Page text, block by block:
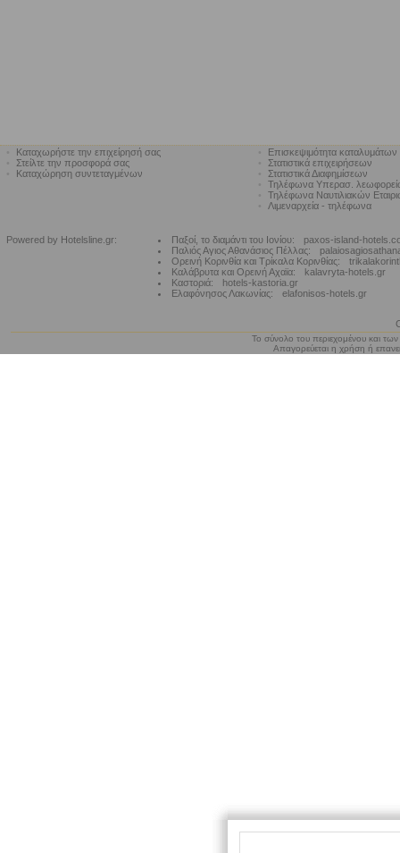
Καταχωρήστε την επιχείρησή σας
Στείλτε την προσφορά σας
Καταχώρηση συντεταγμένων
Επισκεψιμότητα καταλυμάτων
Στατιστικά επιχειρήσεων
Στατιστικά Διαφημίσεων
Τηλέφωνα Υπερασ.
Τηλέφωνα Ναυτιλιακών
Λιμεναρχεία - τηλέφωνα
Powered by Hotelsline.gr: Παξοί, το διαμάντι του Ιονίου:
paxos-island-
Παλιός Αγιος Αθανάσιος Πέλλας:
Ορεινή Κορινθία και Τρίκαλα Κορινθίας:
Καλάβρυτα και Ορεινή Αχαϊα:
kalavryta-hotels.gr
Καστοριά:
hotels-kastoria.gr
Ελαφόνησος Λακωνίας:
elafonisos-hotels.gr
Το σύνολο του περιεχομένου και
Απαγορεύεται η χρήση ή